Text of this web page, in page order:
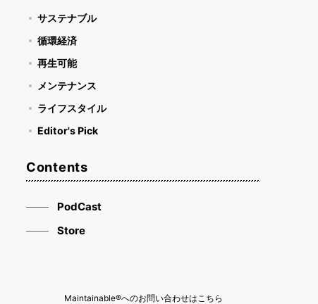
サステナブル
循環経済
再生可能
メンテナンス
ライフスタイル
Editor's Pick
Contents
PodCast
Store
Maintainable®へのお問い合わせはこちら